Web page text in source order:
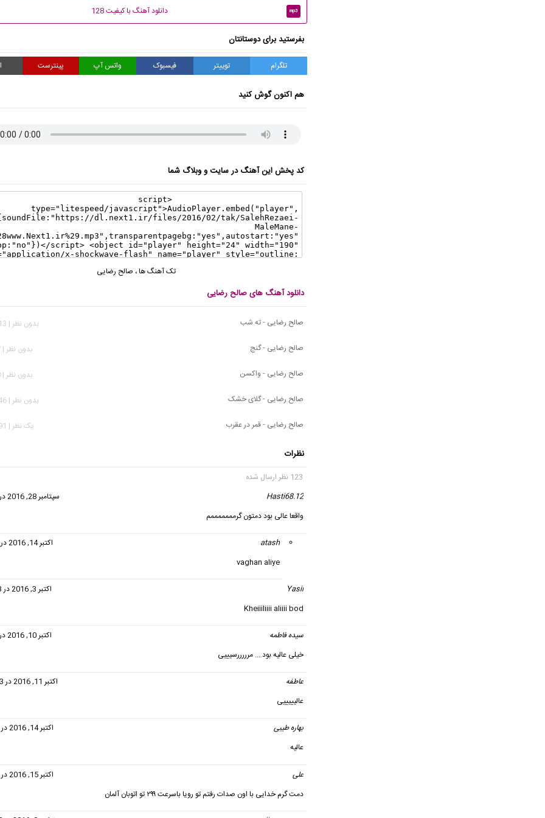
mp3 دانلود آهنگ با کیفیت 128
بفرستید برای دوستانتان
تلگرام توییتر فیسبوک واتس آپ پینترست
هم اکنون گوش کنید
کد پخش این آهنگ در سایت و وبلاگ شما
تک آهنگ ها، صالح رضایی
دانلود آهنگ های صالح رضایی
صالح رضایی - ته شب
بدون نظر | 1,013 بازدید
صالح رضایی - گنج
بدون نظر | 817 بازدید
صالح رضایی - واکسن
بدون نظر | 958 بازدید
صالح رضایی - گلای خشک
بدون نظر | 1,446 بازدید
صالح رضایی - قمر در عقرب
يک نظر | 1,991 بازدید
نظرات
123 نظر ارسال شده
Hasti68.12
سپتامبر 28, 2016 در 1:31 ق.ظ
واقعا عالی بود دمتون گرمممممممم
atash
اکتبر 14, 2016 در 2:35 ب.ظ
vaghan aliye
Yasii
اکتبر 3, 2016 در 11:23 ق.ظ
Kheiiiliiii aliiii bod
سیده فاطمه
اکتبر 10, 2016 در 8:21 ق.ظ
خیلی عالیه بود…. مرررررسیییی
عاطفه
اکتبر 11, 2016 در 12:23 ب.ظ
عالیییییی
بهاره طیبی
اکتبر 14, 2016 در 5:49 ب.ظ
عالیه
علی
اکتبر 15, 2016 در 9:15 ب.ظ
دمت گرم خدایی با اون صدات رفتم تو رویا باسرعت ۲۹۹ تو اتوبان آلمان